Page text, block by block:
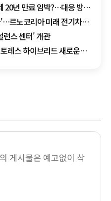
20년 만료 임박?…대응 방안
르노코리아 미래 전기차
스 센터' 개관
레스 하이브리드 새로운